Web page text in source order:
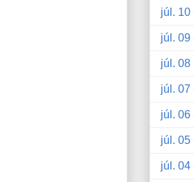
júl. 10
júl. 09
júl. 08
júl. 07
júl. 06
júl. 05
júl. 04